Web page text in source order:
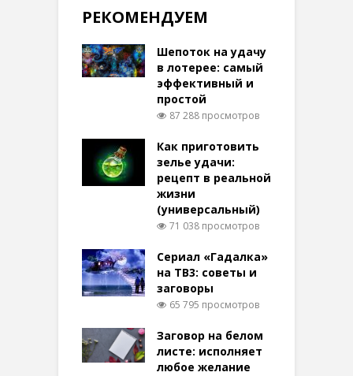
РЕКОМЕНДУЕМ
Шепоток на удачу
в лотерее: самый
эффективный и
простой
87 288 просмотров
Как приготовить
зелье удачи:
рецепт в реальной
жизни
(универсальный)
71 038 просмотров
Сериал «Гадалка»
на ТВ3: советы и
заговоры
65 795 просмотров
Заговор на белом
листе: исполняет
любое желание